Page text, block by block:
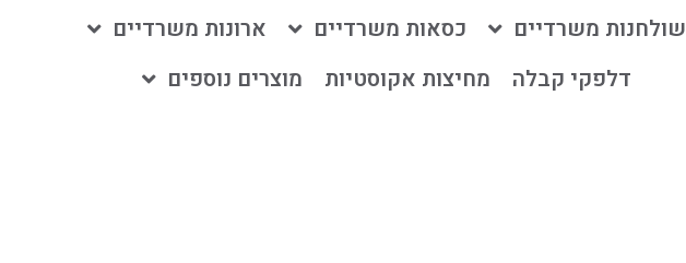
שולחנות משרדיים כסאות משרדיים
ארונות משרדיים
דלפקי קבלה
מחיצות אקוסטיות מוצרים נוספים